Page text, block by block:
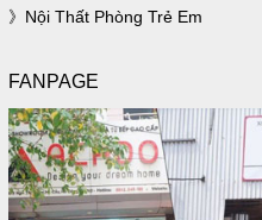
Nội Thất Phòng Trẻ Em
FANPAGE